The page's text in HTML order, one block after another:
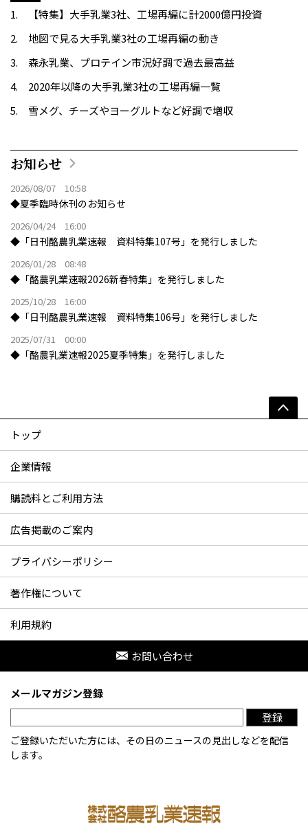
【特集】大手乳業3社、工場再編に計2000億円投資
地図で見る大手乳業3社の工場再編の動き
森永乳業、プロテイン市況好調で過去最高益
2020年以降の大手乳業3社の工場再編一覧
雪メグ、チーズやヨーグルトなど好調で増収
お知らせ
2026/08/07 10:58
◆夏季臨時休刊のお知らせ
2026/04/24 16:00
◆「日刊酪農乳業速報 資料特集107号」を発行しました
2026/01/28 08:48
◆「酪農乳業速報2026新春特集」を発行しました
2025/10/28 16:00
◆「日刊酪農乳業速報 資料特集106号」を発行しました
2025/07/31 00:00
◆「酪農乳業速報2025夏季特集」を発行しました
トップ
企業情報
購読料とご利用方法
広告掲載のご案内
プライバシーポリシー
著作権について
利用規約
お問い合わせ
メールマガジン登録
登録
ご登録いただいた方には、その日のニュースの見出しなどを配信
します。